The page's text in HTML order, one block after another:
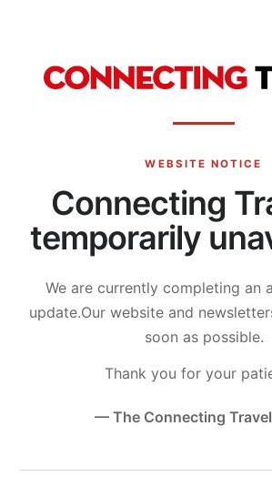
WEBSITE NOTICE
Connecting
temporarily
We are currently completing an
update.Our website and
soon as possible.
Thank you for your
— The Connecting